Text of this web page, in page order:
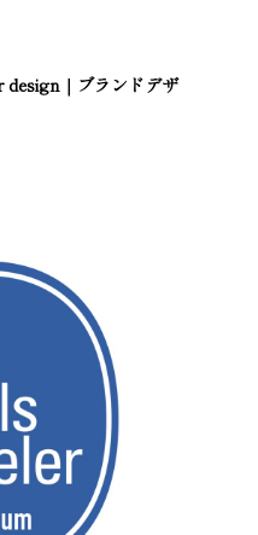
｜ブランドデザ